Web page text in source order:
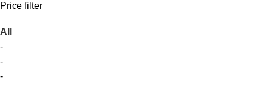
Price filter
All
-
-
-